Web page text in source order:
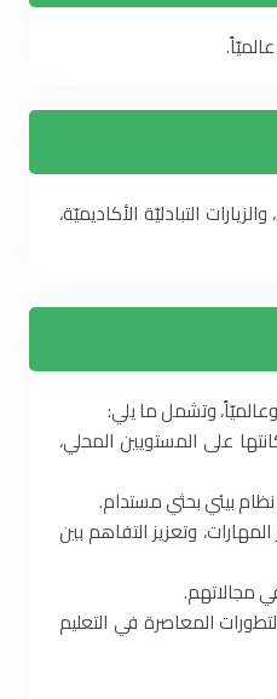
التبادليّة الأكاديميّة،
وتشمل ما يلي:
على المستويين المحلي،
نظام بيئي بحثي مستدام.
وتعزيز التفاهم بين
مجالاتهم.
المعاصرة في التعليم